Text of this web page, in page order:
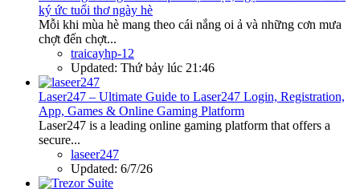
ký ức tuổi thơ ngày hè
Mỗi khi mùa hè mang theo cái nắng oi ả và những cơn mưa
chợt đến chợt...
traicayhp-12
Updated: Thứ bảy lúc 21:46
Laser247 – Ultimate Guide to Laser247 Login, Registration,
App, Games & Online Gaming Platform
Laser247 is a leading online gaming platform that offers a
secure...
laseer247
Updated: 6/7/26